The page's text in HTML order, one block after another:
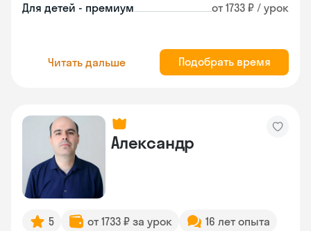
Для детей - премиум от 1733 ₽ / урок
Читать дальше Подобрать время
Александр
5 от 1733 ₽ за урок
16 лет опыта